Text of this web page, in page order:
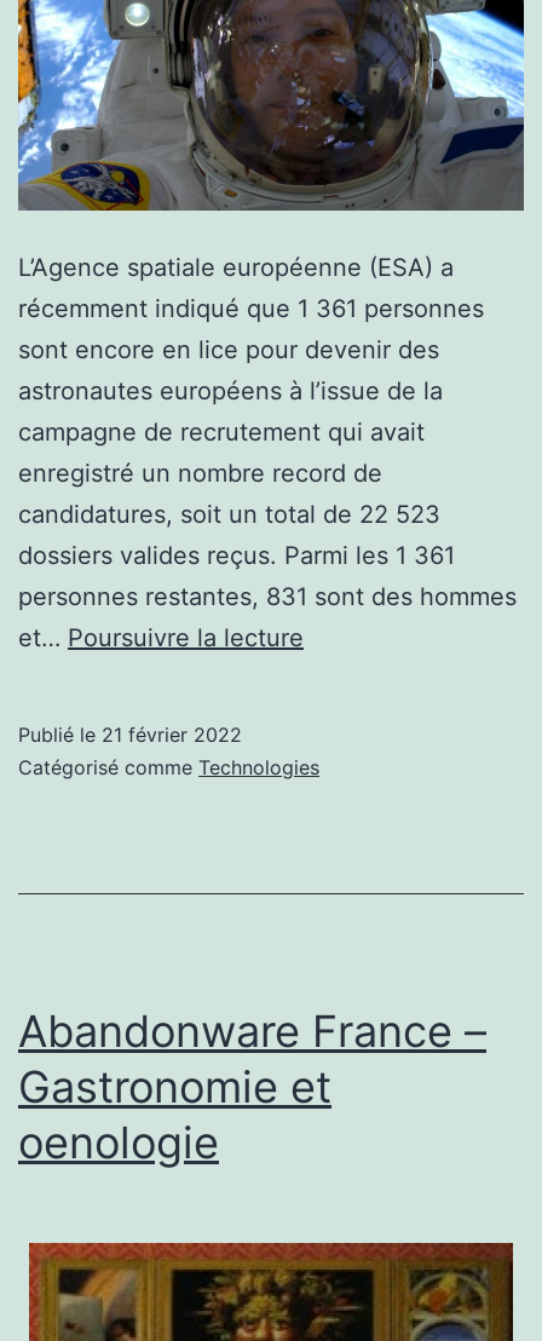
L’Agence spatiale européenne (ESA) a
récemment indiqué que 1 361 personnes
sont encore en lice pour devenir des
astronautes européens à l’issue de la
campagne de recrutement qui avait
enregistré un nombre record de
candidatures, soit un total de 22 523
dossiers valides reçus. Parmi les 1 361
personnes restantes, 831 sont des hommes
et… Poursuivre la lecture
361
Publié le 21 février 2022
Catégorisé comme Technologies
Abandonware France –
Gastronomie et
oenologie